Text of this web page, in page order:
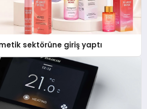
sektörüne giriş yaptı